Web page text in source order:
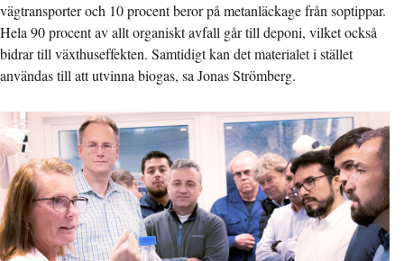
vägtransporter och 10 procent beror på metanläckage från soptippar.
Hela 90 procent av allt organiskt avfall går till deponi, vilket också
bidrar till växthuseffekten. Samtidigt kan det materialet i stället
användas till att utvinna biogas, sa Jonas Strömberg.